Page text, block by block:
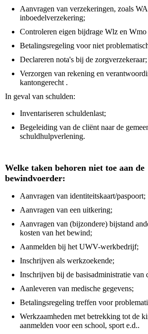
Aanvragen van verzekeringen, zoals
inboedelverzekering;
Controleren eigen bijdrage Wlz en
Betalingsregeling voor niet
Declareren nota's bij de zorgverzekeraar;
Verzorgen van rekening en
kantongerecht .
In geval van schulden:
Inventariseren schuldenlast;
Begeleiding van de cliënt naar de
schuldhulpverlening.
Welke taken behoren niet toe aan de
bewindvoerder:
Aanvragen van identiteitskaart/paspoort;
Aanvragen van een uitkering;
Aanvragen van (bijzondere) bijstand
kosten van het bewind;
Aanmelden bij het UWV-werkbedrijf;
Inschrijven als werkzoekende;
Inschrijven bij de basisadministratie van
Aanleveren van medische gegevens;
Betalingsregeling treffen voor
Werkzaamheden met betrekking tot de
aanmelden voor een school, sport e.d..